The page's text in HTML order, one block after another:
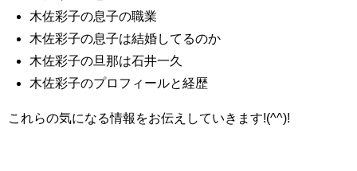
木佐彩子の息子の職業
木佐彩子の息子は結婚してるのか
木佐彩子の旦那は石井一久
木佐彩子のプロフィールと経歴
これらの気になる情報をお伝えしていきます!(^^)!